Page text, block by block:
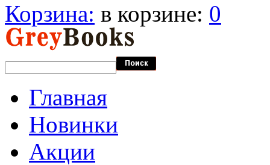
Корзина: в корзине: 0
Главная
Новинки
Акции